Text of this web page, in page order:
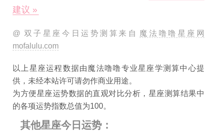
建议 »
@ 双子星座今日运势测算来自
魔法噜噜星座网
mofalulu.com
以上星座运程数据由魔法噜噜专业星座学测算中心提
供，未经本站许可请勿作商业用途。
为方便星座运势数据的直观对比分析，星座测算结果中
的各项运势指数总值为100。
其他星座今日运势：